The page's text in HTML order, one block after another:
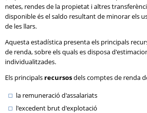
netes, rendes de la propietat i altres
disponible és el saldo resultant de minorar els
de les llars.
Aquesta estadística presenta els principals
de renda, sobre els quals es disposa
individualitzades.
Els principals recursosdels comptes de renda
la remuneració d'assalariats
l'excedent brut d'explotació